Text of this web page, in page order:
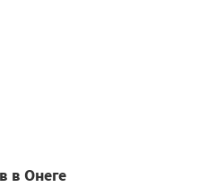
в Онеге